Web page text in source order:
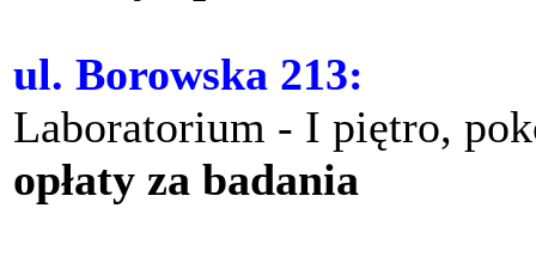
ul. Borowska 213:
Laboratorium - I piętro,
opłaty za badania